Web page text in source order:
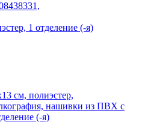
1 отделение (-я)